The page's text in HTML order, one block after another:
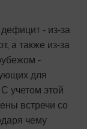
- из-за
а также из-за
-
для
учетом этой
встречи со
чему